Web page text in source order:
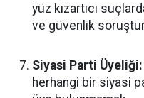
yüz kızartıcı
ve güvenlik
Siyasi Parti Üyeliği:
herhangi bir siyasi